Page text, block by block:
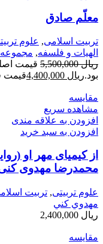
معلّم صادق
تربیت اسلامی, علوم
الهیات و فلسفه, مجموعه
ریال5,500,000
بود.ریال قیمت فعلی
مقایسه
مشاهده سریع
افزودن به علاقه مندی
افزودن به سبد خرید
از کیمیای مهر او
محمدرضا مهدوی
علوم تربیتی, تربیت
مهدوي كني
ریال
مقایسه